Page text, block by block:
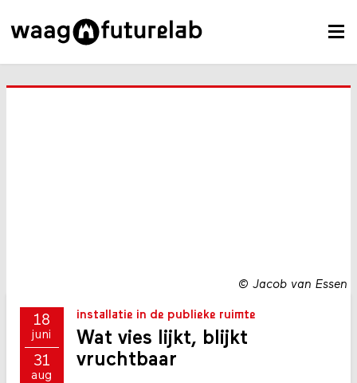
© Jacob van Essen
18
juni
31
aug
installatie in de publieke ruimte
Wat vies lijkt, blijkt
vruchtbaar